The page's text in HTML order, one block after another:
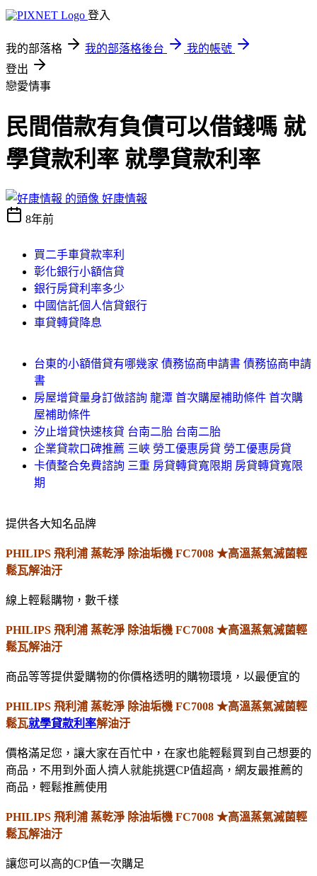
登入
我的部落格 我的部落格後台
我的帳號
登出
戀愛情事
民間借款有負債可以借錢嗎 就
學貸款利率 就學貸款利率
好康情報
8年前
買二手車貸款率利
彰化銀行小額信貸
銀行房貸利率多少
中國信託個人信貸銀行
車貸轉貸降息
台東的小額借貸有哪幾家 債務協商申請書 債務協商申請
書
房屋增貸量身訂做諮詢 龍潭 首次購屋補助條件 首次購
屋補助條件
汐止增貸快速核貸 台南二胎 台南二胎
企業貸款口碑推薦 三峽 勞工優惠房貸 勞工優惠房貸
卡債整合免費諮詢 三重 房貸轉貸寬限期 房貸轉貸寬限
期
提供各大知名品牌
PHILIPS 飛利浦 蒸乾淨 除油垢機 FC7008 ★高溫蒸氣滅菌輕
鬆瓦解油汙
線上輕鬆購物，數千樣
PHILIPS 飛利浦 蒸乾淨 除油垢機 FC7008 ★高溫蒸氣滅菌輕
鬆瓦解油汙
商品等等提供愛購物的你價格透明的購物環境，以最便宜的
PHILIPS 飛利浦 蒸乾淨 除油垢機 FC7008 ★高溫蒸氣滅菌輕
鬆瓦就學貸款利率解油汙
價格滿足您，讓大家在百忙中，在家也能輕鬆買到自己想要的
商品，不用到外面人擠人就能挑選CP值超高，網友最推薦的
商品，輕鬆推薦使用
PHILIPS 飛利浦 蒸乾淨 除油垢機 FC7008 ★高溫蒸氣滅菌輕
鬆瓦解油汙
讓您可以高的CP值一次購足